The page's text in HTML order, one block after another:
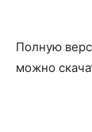
Полную
можно